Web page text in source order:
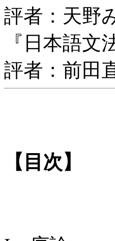
評者：天野
『日本語文
評者：前田
【目次】